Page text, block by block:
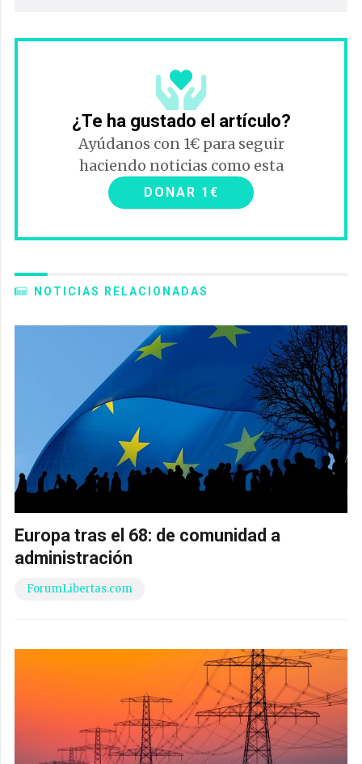
¿Te ha gustado el artículo?
Ayúdanos con 1€ para seguir
haciendo noticias como esta
DONAR 1€
NOTICIAS RELACIONADAS
Europa tras el 68: de comunidad a
administración
ForumLibertas.com